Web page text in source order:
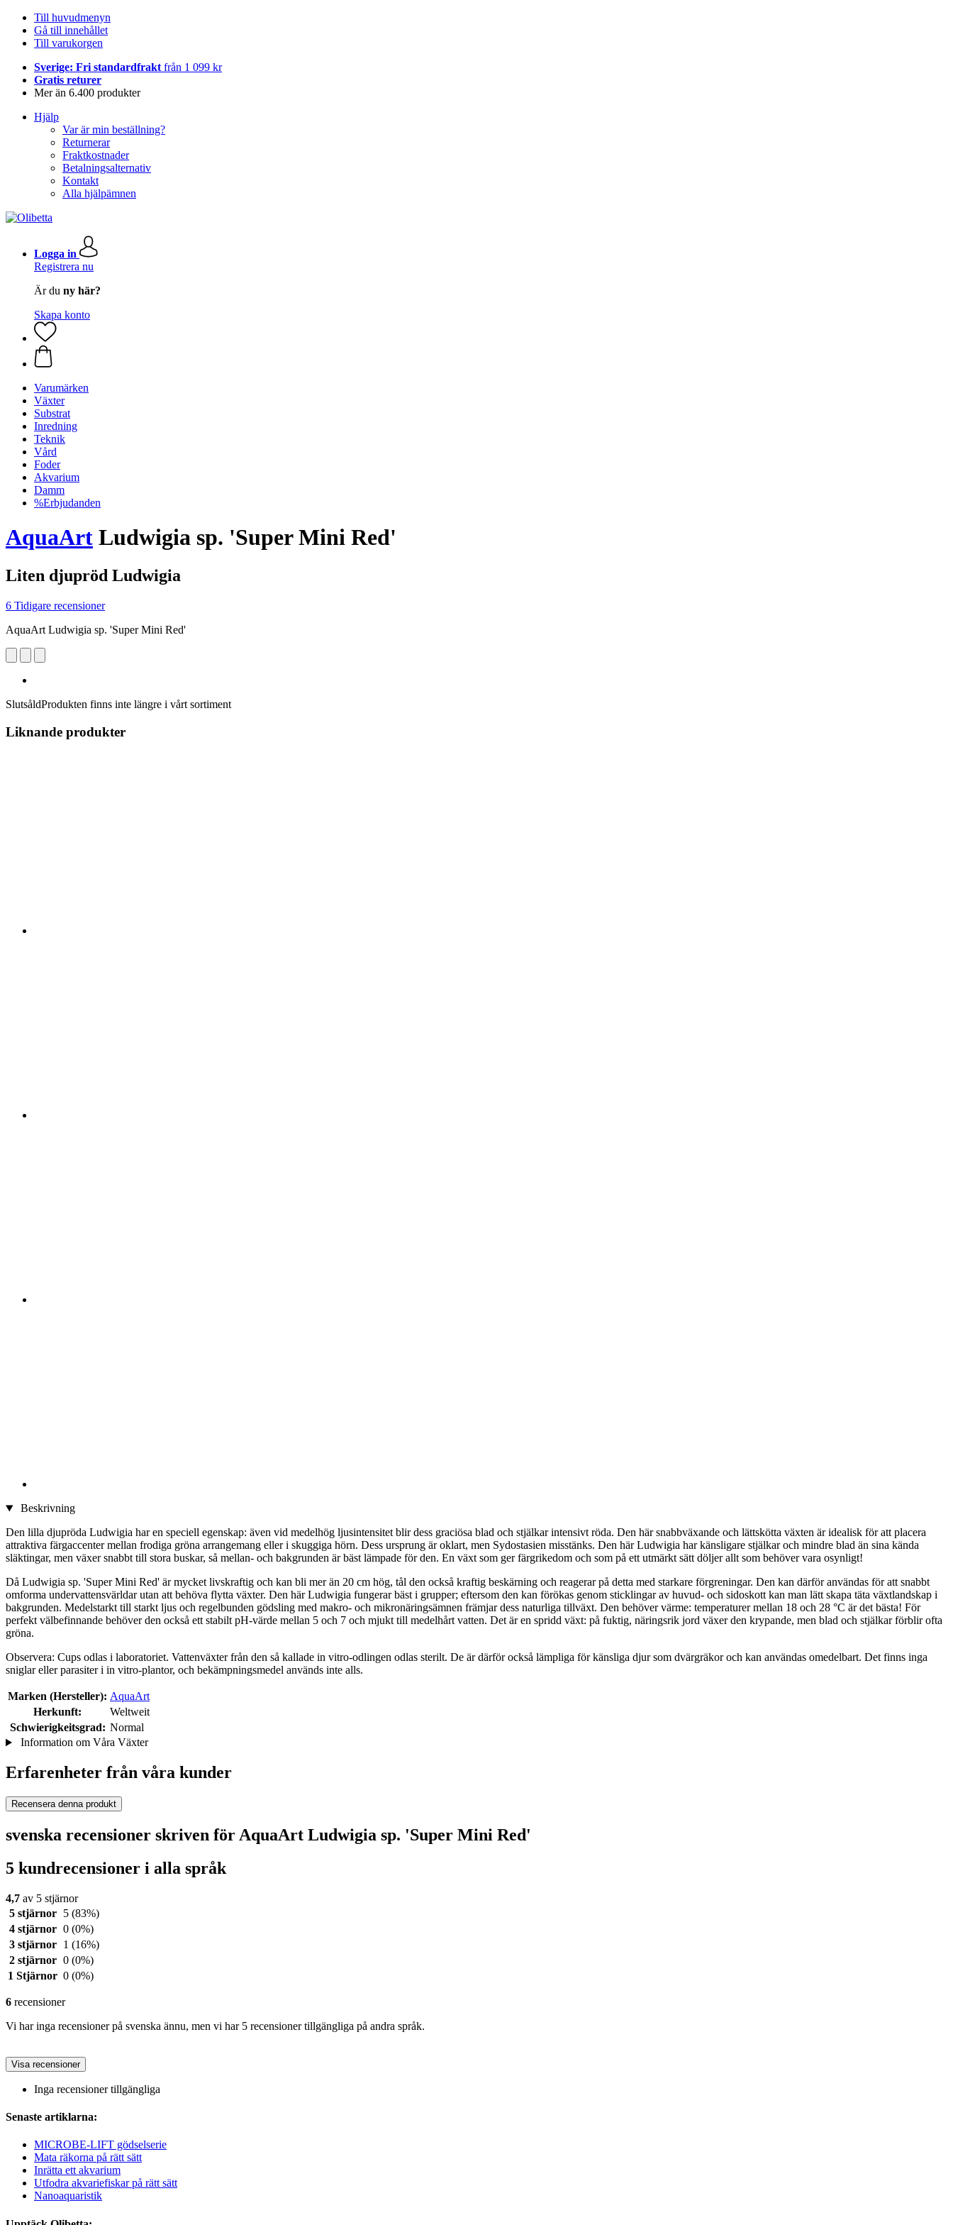
Till huvudmenyn
Gå till innehållet
Till varukorgen
Sverige: Fri standardfrakt från 1 099 kr
Gratis returer
Mer än 6.400 produkter
Hjälp
Var är min beställning?
Returnerar
Fraktkostnader
Betalningsalternativ
Kontakt
Alla hjälpämnen
Logga in
Registrera nu
Är du ny här?
Skapa konto
Varumärken
Växter
Substrat
Inredning
Teknik
Vård
Foder
Akvarium
Damm
%Erbjudanden
AquaArt Ludwigia sp. 'Super Mini Red'
Liten djupröd Ludwigia
6 Tidigare recensioner
AquaArt Ludwigia sp. 'Super Mini Red'
SlutsåldProdukten finns inte längre i vårt sortiment
Liknande produkter
Beskrivning
Den lilla djupröda Ludwigia har en speciell egenskap: även vid medelhög ljusintensitet blir dess graciösa blad och stjälkar intensivt röda. Den här snabbväxande och lättskötta växten är idealisk för att placera
attraktiva färgaccenter mellan frodiga gröna arrangemang eller i skuggiga hörn. Dess ursprung är oklart, men Sydostasien misstänks. Den här Ludwigia har känsligare stjälkar och mindre blad än sina kända
släktingar, men växer snabbt till stora buskar, så mellan- och bakgrunden är bäst lämpade för den. En växt som ger färgrikedom och som på ett utmärkt sätt döljer allt som behöver vara osynligt!
Då Ludwigia sp. 'Super Mini Red' är mycket livskraftig och kan bli mer än 20 cm hög, tål den också kraftig beskärning och reagerar på detta med starkare förgreningar. Den kan därför användas för att snabbt
omforma undervattensvärldar utan att behöva flytta växter. Den här Ludwigia fungerar bäst i grupper; eftersom den kan förökas genom sticklingar av huvud- och sidoskott kan man lätt skapa täta växtlandskap i
bakgrunden. Medelstarkt till starkt ljus och regelbunden gödsling med makro- och mikronäringsämnen främjar dess naturliga tillväxt. Den behöver värme: temperaturer mellan 18 och 28 °C är det bästa! För
perfekt välbefinnande behöver den också ett stabilt pH-värde mellan 5 och 7 och mjukt till medelhårt vatten. Det är en spridd växt: på fuktig, näringsrik jord växer den krypande, men blad och stjälkar förblir ofta
gröna.
Observera: Cups odlas i laboratoriet. Vattenväxter från den så kallade in vitro-odlingen odlas sterilt. De är därför också lämpliga för känsliga djur som dvärgräkor och kan användas omedelbart. Det finns inga
sniglar eller parasiter i in vitro-plantor, och bekämpningsmedel används inte alls.
Marken (Hersteller): AquaArt
Herkunft:
Weltweit
Schwierigkeitsgrad: Normal
Information om Våra Växter
Erfarenheter från våra kunder
Recensera denna produkt
svenska recensioner skriven för AquaArt Ludwigia sp. 'Super Mini Red'
5 kundrecensioner i alla språk
4,7 av 5 stjärnor
5 stjärnor
5 (83%)
4 stjärnor 0 (0%)
3 stjärnor
1 (16%)
2 stjärnor 0 (0%)
1 Stjärnor 0 (0%)
6 recensioner
Vi har inga recensioner på svenska ännu, men vi har 5 recensioner tillgängliga på andra språk.
Visa recensioner
Inga recensioner tillgängliga
Senaste artiklarna:
MICROBE-LIFT gödselserie
Mata räkorna på rätt sätt
Inrätta ett akvarium
Utfodra akvariefiskar på rätt sätt
Nanoaquaristik